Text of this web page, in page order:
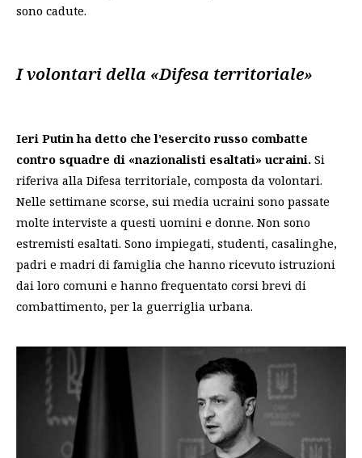
sono cadute.
I volontari della «Difesa territoriale»
Ieri Putin ha detto che l’esercito russo combatte
contro squadre di «nazionalisti esaltati» ucraini. Si
riferiva alla Difesa territoriale, composta da volontari.
Nelle settimane scorse, sui media ucraini sono passate
molte interviste a questi uomini e donne. Non sono
estremisti esaltati. Sono impiegati, studenti, casalinghe,
padri e madri di famiglia che hanno ricevuto istruzioni
dai loro comuni e hanno frequentato corsi brevi di
combattimento, per la guerriglia urbana.